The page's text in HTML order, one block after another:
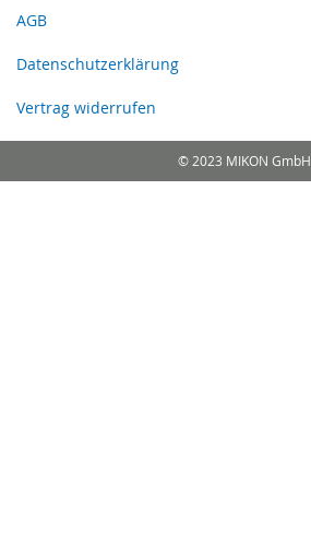
AGB
Datenschutzerklärung
Vertrag widerrufen
© 2023 MIKON GmbH